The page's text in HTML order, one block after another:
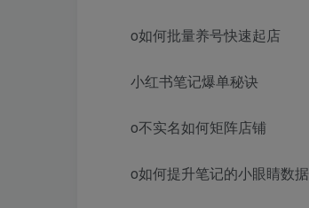
o如何批量养号快速起店
小红书笔记爆单秘诀
o不实名如何矩阵店铺
o如何提升笔记的小眼睛数据